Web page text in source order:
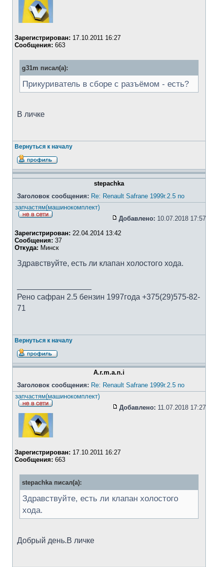
Зарегистрирован: 17.10.2011 16:27
Сообщения: 663
g31m писал(а):
Прикуриватель в сборе с разъёмом - есть?
В личке
Вернуться к началу
stepachka
Заголовок сообщения: Re: Renault Safrane 1999г.2.5 по
запчастям(машинокомплект)
Добавлено: 10.07.2018 17:57
Зарегистрирован: 22.04.2014 13:42
Сообщения: 37
Откуда: Минск
Здравствуйте, есть ли клапан холостого хода.
Рено сафран 2.5 бензин 1997года +375(29)575-82-
71
Вернуться к началу
A.r.m.a.n.i
Заголовок сообщения: Re: Renault Safrane 1999г.2.5 по
запчастям(машинокомплект)
Добавлено: 11.07.2018 17:27
Зарегистрирован: 17.10.2011 16:27
Сообщения: 663
stepachka писал(а):
Здравствуйте, есть ли клапан холостого
хода.
Добрый день.В личке